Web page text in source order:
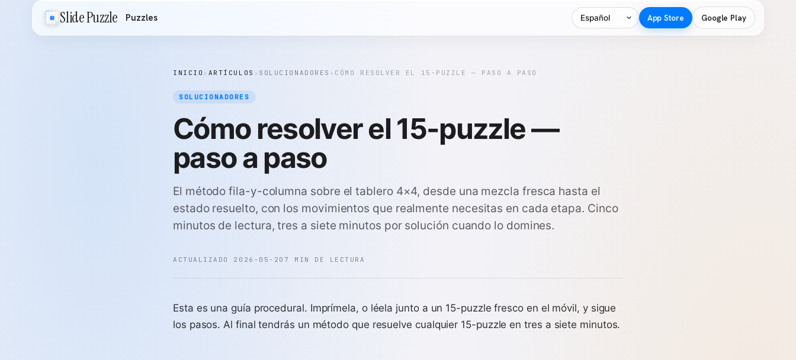
Slide Puzzle Puzzles Idioma App Store Google Play
INICIO › ARTÍCULOS › SOLUCIONADORES › CÓMO RESOLVER EL 15-PUZZLE — PASO A PASO
SOLUCIONADORES
Cómo resolver el 15-puzzle —
paso a paso
El método fila-y-columna sobre el tablero 4×4, desde una mezcla fresca hasta el
estado resuelto, con los movimientos que realmente necesitas en cada etapa. Cinco
minutos de lectura, tres a siete minutos por solución cuando lo domines.
ACTUALIZADO 2026-05-20 7 MIN DE LECTURA
Esta es una guía procedural. Imprímela, o léela junto a un 15-puzzle fresco en el móvil, y sigue
los pasos. Al final tendrás un método que resuelve cualquier 15-puzzle en tres a siete minutos.